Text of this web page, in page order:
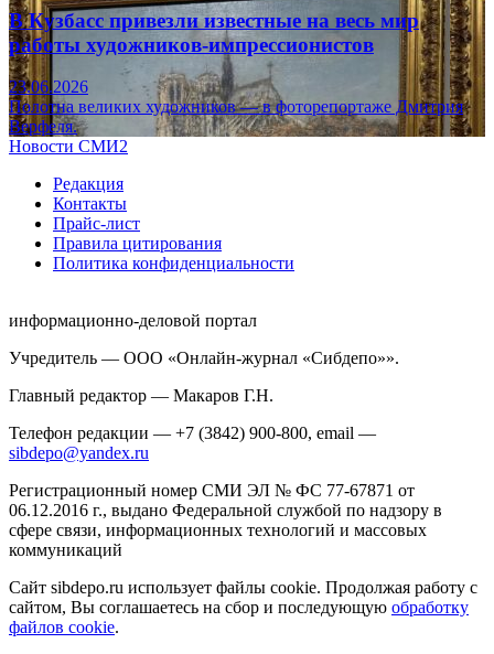
В Кузбасс привезли известные на весь мир
работы художников-импрессионистов
23.06.2026
Полотна великих художников — в фоторепортаже Дмитрия
Верфеля.
Новости СМИ2
Редакция
Контакты
Прайс-лист
Правила цитирования
Политика конфиденциальности
информационно-деловой портал
Учредитель — ООО «Онлайн-журнал «Сибдепо»».
Главный редактор — Макаров Г.Н.
Телефон редакции — +7 (3842) 900-800, email —
sibdepo@yandex.ru
Регистрационный номер СМИ ЭЛ № ФС 77-67871 от
06.12.2016 г., выдано Федеральной службой по надзору в
сфере связи, информационных технологий и массовых
коммуникаций
Сайт sibdepo.ru использует файлы cookie. Продолжая работу с
сайтом, Вы соглашаетесь на сбор и последующую обработку
файлов cookie.